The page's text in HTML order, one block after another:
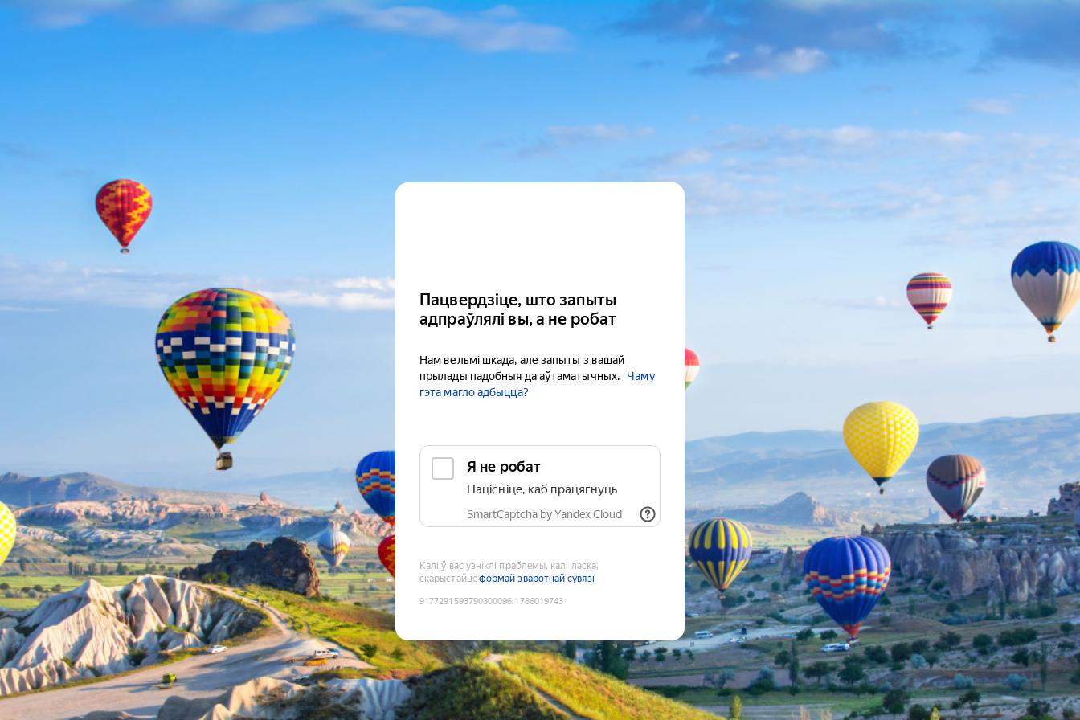
Пацвердзіце, што запыты
адпраўлялі вы, а не робат
Нам вельмі шкада, але запыты з вашай
прылады падобныя да аўтаматычных.
Чаму
гэта магло адбыцца?
Я не робат
Націсніце, каб працягнуць
SmartCaptcha by Yandex Cloud
Калі ў вас узніклі праблемы, калі ласка,
скарыстайцеформай зваротнай сувязі
9177291593790300096:1786019743